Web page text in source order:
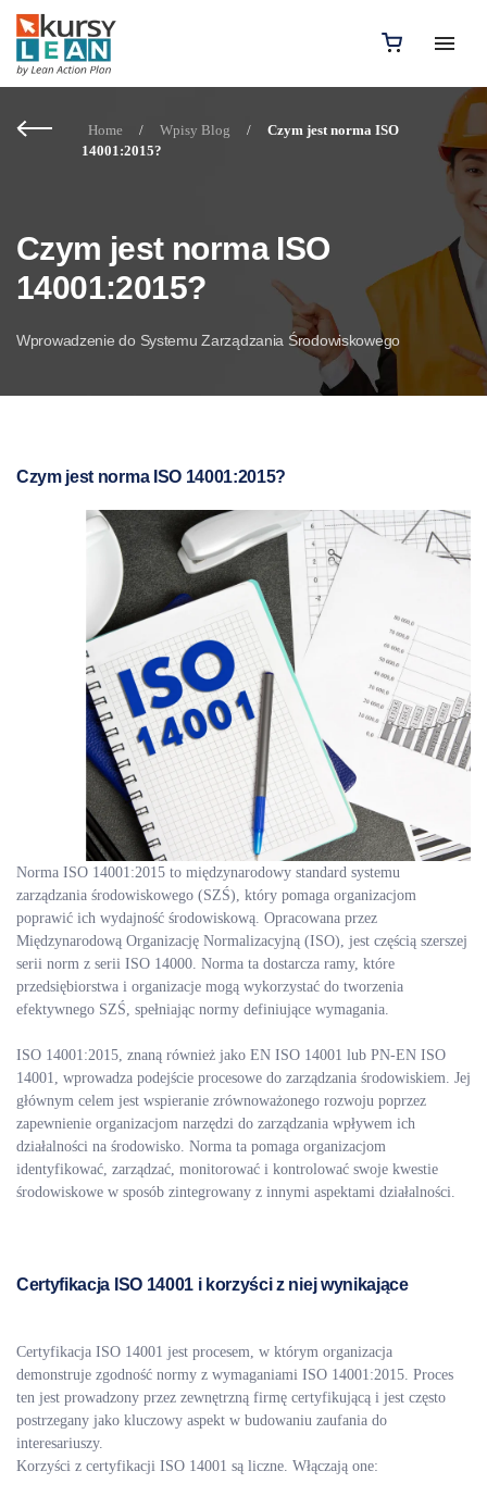
Home / Wpisy Blog /
Czym jest norma ISO
14001:2015?
Czym jest norma ISO
14001:2015?
Wprowadzenie do Systemu Zarządzania Środowiskowego
Czym jest norma ISO 14001:2015?
Norma ISO 14001:2015 to międzynarodowy standard systemu
zarządzania środowiskowego (SZŚ), który pomaga organizacjom
poprawić ich wydajność środowiskową. Opracowana przez
Międzynarodową Organizację Normalizacyjną (ISO), jest częścią szerszej
serii norm z serii ISO 14000. Norma ta dostarcza ramy, które
przedsiębiorstwa i organizacje mogą wykorzystać do tworzenia
efektywnego SZŚ, spełniając normy definiujące wymagania.
ISO 14001:2015, znaną również jako EN ISO 14001 lub PN-EN ISO
14001, wprowadza podejście procesowe do zarządzania środowiskiem. Jej
głównym celem jest wspieranie zrównoważonego rozwoju poprzez
zapewnienie organizacjom narzędzi do zarządzania wpływem ich
działalności na środowisko. Norma ta pomaga organizacjom
identyfikować, zarządzać, monitorować i kontrolować swoje kwestie
środowiskowe w sposób zintegrowany z innymi aspektami działalności.
Certyfikacja ISO 14001 i korzyści z niej wynikające
Certyfikacja ISO 14001 jest procesem, w którym organizacja
demonstruje zgodność normy z wymaganiami ISO 14001:2015. Proces
ten jest prowadzony przez zewnętrzną firmę certyfikującą i jest często
postrzegany jako kluczowy aspekt w budowaniu zaufania do
interesariuszy.
Korzyści z certyfikacji ISO 14001 są liczne. Włączają one: